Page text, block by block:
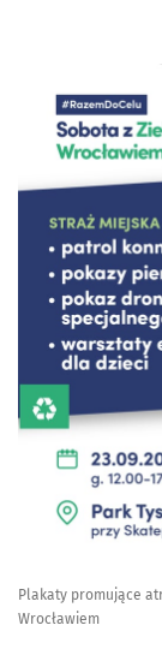
Plakaty promujące
Wrocławiem